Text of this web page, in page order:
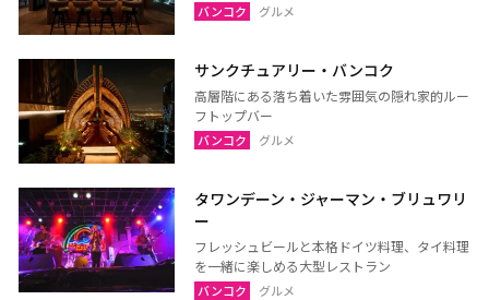
シーサケート
アムナートチャルーン
北イサーン
南イサーン
パタヤ（チョンブリー）
ラヨーン（サメット島）
チャンタブリー
サケーオ
チャチューンサオ
プラーチーンブリー
ナコーンナーヨック
バンコク グルメ
サンクチュアリー・バンコク
高層階にある落ち着いた雰囲気の隠れ家的ルー
フトップバー
バンコク グルメ
タワンデーン・ジャーマン・ブリュワリ
ー
フレッシュビールと本格ドイツ料理、タイ料理
を一緒に楽しめる大型レストラン
バンコク グルメ